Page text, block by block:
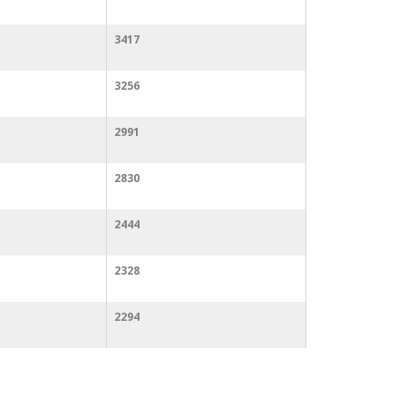
3417
3256
2991
2830
2444
2328
2294